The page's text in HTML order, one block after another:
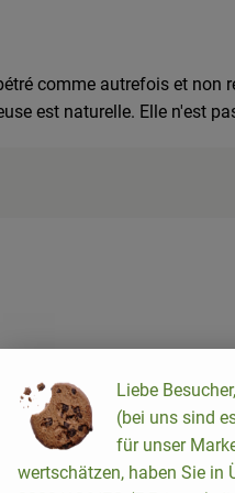
comme autrefois et
est naturelle. Elle n'est
Liebe
(bei uns sind
für unser
wertschätzen, haben Sie in